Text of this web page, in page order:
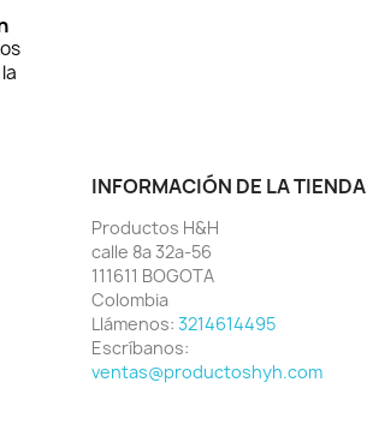
INFORMACIÓN DE LA TIENDA
Productos H&H
calle 8a 32a-56
111611 BOGOTA
Colombia
Llámenos: 3214614495
Escríbanos:
ventas@productoshyh.com